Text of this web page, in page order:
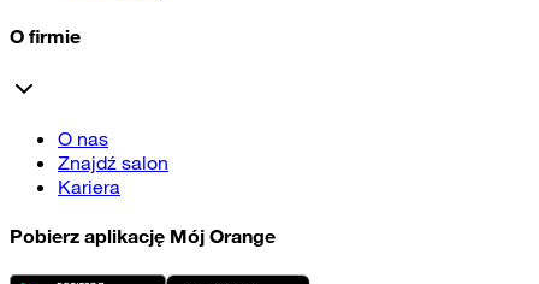
O firmie
O nas
Znajdź salon
Kariera
Pobierz aplikację Mój Orange